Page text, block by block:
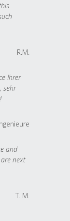
R.M.
Ihrer
sehr
and
next
T. M.